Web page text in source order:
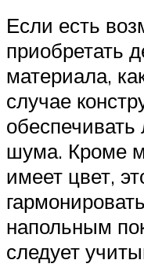
Если есть
приобретать
материала,
случае
шума. Кроме
имеет цвет,
напольным
следует